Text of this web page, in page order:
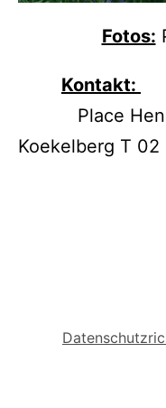
Fotos:
Kontakt:
Place Henri
Koekelberg T 02